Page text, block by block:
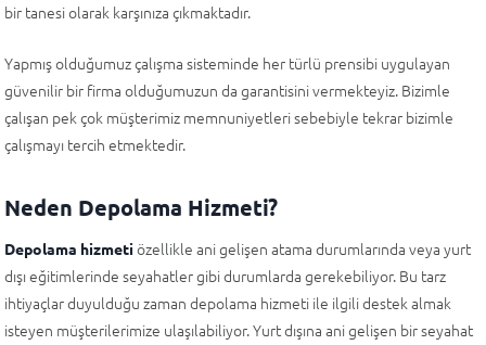
bir tanesi olarak karşınıza çıkmaktadır.
Yapmış olduğumuz çalışma sisteminde her türlü prensibi uygulayan
güvenilir bir firma olduğumuzun da garantisini vermekteyiz. Bizimle
çalışan pek çok müşterimiz memnuniyetleri sebebiyle tekrar bizimle
çalışmayı tercih etmektedir.
Neden Depolama Hizmeti?
Depolama hizmetiözellikle ani gelişen atama durumlarında veya yurt
dışı eğitimlerinde seyahatler gibi durumlarda gerekebiliyor. Bu tarz
ihtiyaçlar duyulduğu zaman depolama hizmeti ile ilgili destek almak
isteyen müşterilerimize ulaşılabiliyor. Yurt dışına ani gelişen bir seyahat